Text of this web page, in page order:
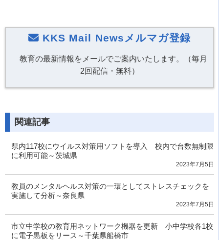
KKS Mail Newsメルマガ登録
教育の最新情報をメールでご案内いたします。（毎月
2回配信・無料）
関連記事
県内117校にウイルス対策用ソフトを導入 校内で台数無制限
に利用可能～茨城県
2023年7月5日
教員のメンタルヘルス対策の一環としてストレスチェックを
実施して分析～奈良県
2023年7月5日
市立中学校の教育用ネットワーク機器を更新 小中学校各1校
に電子黒板をリース～千葉県船橋市